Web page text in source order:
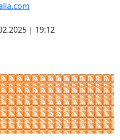
| 19:12